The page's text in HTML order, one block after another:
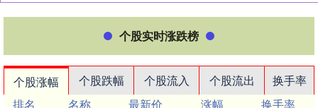
个股实时涨跌榜
个股涨幅 个股跌幅 个股流入 个股流出
换手率
排名
名称 最新价 涨幅
换手率